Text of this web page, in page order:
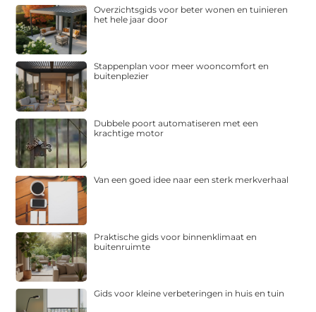
Overzichtsgids voor beter wonen en tuinieren
het hele jaar door
Stappenplan voor meer wooncomfort en
buitenplezier
Dubbele poort automatiseren met een
krachtige motor
Van een goed idee naar een sterk merkverhaal
Praktische gids voor binnenklimaat en
buitenruimte
Gids voor kleine verbeteringen in huis en tuin